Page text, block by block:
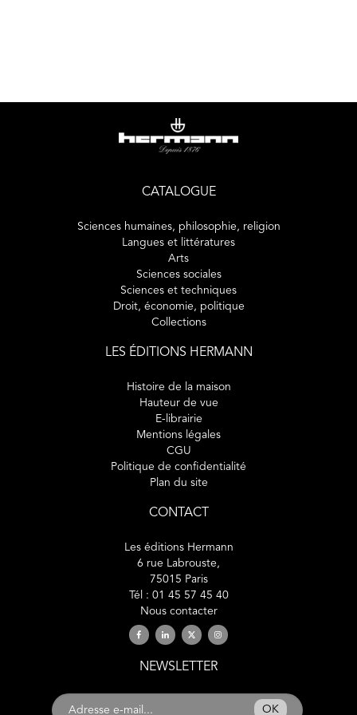
CATALOGUE
Sciences humaines, philosophie, religion
Langues et littératures
Arts
Sciences sociales
Sciences et techniques
Droit, économie, politique
Collections
LES ÉDITIONS HERMANN
Histoire de la maison
Hauteur de vue
E-librairie
Mentions légales
CGU
Politique de confidentialité
Plan du site
CONTACT
Les éditions Hermann
6 rue Labrouste,
75015 Paris
Tél : 01 45 57 45 40
Nous contacter
NEWSLETTER
OK